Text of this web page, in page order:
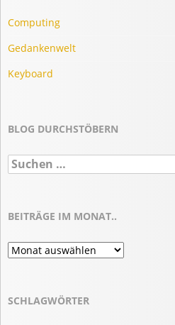
Computing
Gedankenwelt
Keyboard
BLOG DURCHSTÖBERN
Suchen
nach:
BEITRÄGE IM MONAT..
Beiträge
im
SCHLAGWÖRTER